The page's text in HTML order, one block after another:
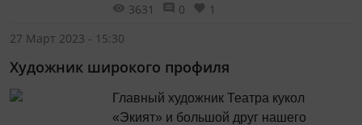
успевает писать пьесы для своих же
училище и готовит там будущих
3631 0
1
27 Март 2023 - 15:30
Художник широкого профиля
Главный художник Театра кукол
«Экият» и большой друг нашего